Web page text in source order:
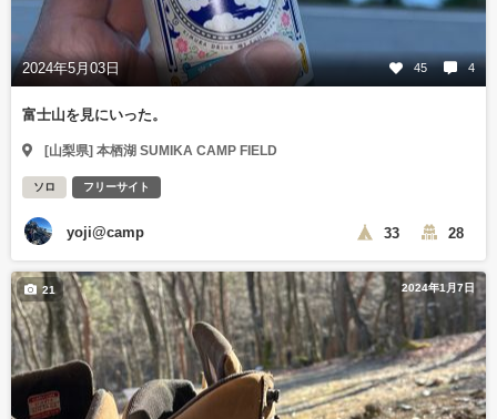
2024年5月03日 45 4
富士山を見にいった。
[山梨県] 本栖湖 SUMIKA CAMP FIELD
ソロ フリーサイト
yoji@camp 33 28
2024年1月7日
21